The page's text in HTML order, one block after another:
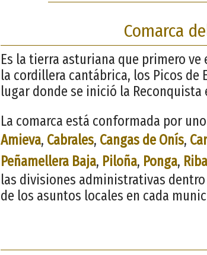
Comarca
Es la tierra asturiana que primero
la cordillera cantábrica, los Picos de
lugar donde se inició la Reconquista
La comarca está conformada por
Amieva, Cabrales, Cangas de Onís,
Peñamellera Baja, Piloña, Ponga,
las divisiones administrativas
de los asuntos locales en cada